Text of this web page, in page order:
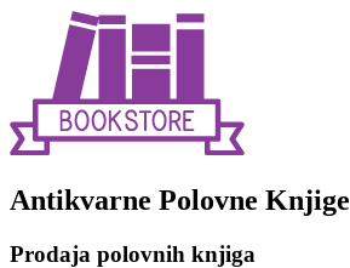
Antikvarne Polovne Knjige
Prodaja polovnih knjiga